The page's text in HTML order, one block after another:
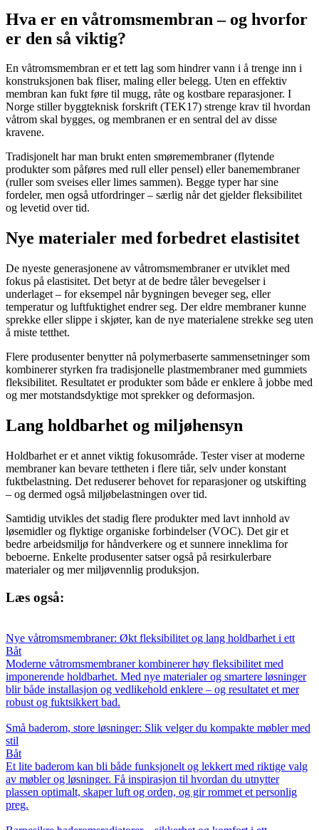
Hva er en våtromsmembran – og hvorfor
er den så viktig?
En våtromsmembran er et tett lag som hindrer vann i å trenge inn i
konstruksjonen bak fliser, maling eller belegg. Uten en effektiv
membran kan fukt føre til mugg, råte og kostbare reparasjoner. I
Norge stiller byggteknisk forskrift (TEK17) strenge krav til hvordan
våtrom skal bygges, og membranen er en sentral del av disse
kravene.
Tradisjonelt har man brukt enten smøremembraner (flytende
produkter som påføres med rull eller pensel) eller banemembraner
(ruller som sveises eller limes sammen). Begge typer har sine
fordeler, men også utfordringer – særlig når det gjelder fleksibilitet
og levetid over tid.
Nye materialer med forbedret elastisitet
De nyeste generasjonene av våtromsmembraner er utviklet med
fokus på elastisitet. Det betyr at de bedre tåler bevegelser i
underlaget – for eksempel når bygningen beveger seg, eller
temperatur og luftfuktighet endrer seg. Der eldre membraner kunne
sprekke eller slippe i skjøter, kan de nye materialene strekke seg uten
å miste tetthet.
Flere produsenter benytter nå polymerbaserte sammensetninger som
kombinerer styrken fra tradisjonelle plastmembraner med gummiets
fleksibilitet. Resultatet er produkter som både er enklere å jobbe med
og mer motstandsdyktige mot sprekker og deformasjon.
Lang holdbarhet og miljøhensyn
Holdbarhet er et annet viktig fokusområde. Tester viser at moderne
membraner kan bevare tettheten i flere tiår, selv under konstant
fuktbelastning. Det reduserer behovet for reparasjoner og utskifting
– og dermed også miljøbelastningen over tid.
Samtidig utvikles det stadig flere produkter med lavt innhold av
løsemidler og flyktige organiske forbindelser (VOC). Det gir et
bedre arbeidsmiljø for håndverkere og et sunnere inneklima for
beboerne. Enkelte produsenter satser også på resirkulerbare
materialer og mer miljøvennlig produksjon.
Læs også:
Nye våtromsmembraner: Økt fleksibilitet og lang holdbarhet i ett
Båt
Moderne våtromsmembraner kombinerer høy fleksibilitet med
imponerende holdbarhet. Med nye materialer og smartere løsninger
blir både installasjon og vedlikehold enklere – og resultatet et mer
robust og fuktsikkert bad.
Små baderom, store løsninger: Slik velger du kompakte møbler med
stil
Båt
Et lite baderom kan bli både funksjonelt og lekkert med riktige valg
av møbler og løsninger. Få inspirasjon til hvordan du utnytter
plassen optimalt, skaper luft og orden, og gir rommet et personlig
preg.